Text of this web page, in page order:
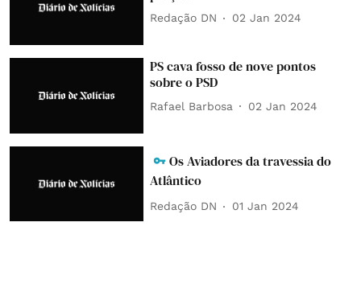
Redação DN 02 Jan 2024
PS cava fosso de nove pontos
sobre o PSD
Rafael Barbosa 02 Jan 2024
Os Aviadores da travessia do
Atlântico
Redação DN 01 Jan 2024